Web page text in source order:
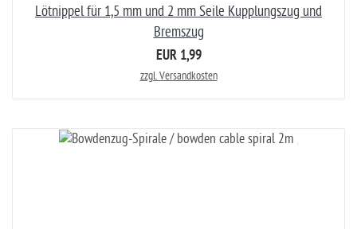
Lötnippel für 1,5 mm und 2 mm Seile Kupplungszug und
Bremszug
EUR 1,99
zzgl. Versandkosten